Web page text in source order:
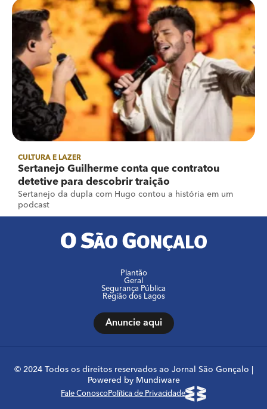
CULTURA E LAZER
Sertanejo Guilherme conta que contratou
detetive para descobrir traição
Sertanejo da dupla com Hugo contou a história em um
podcast
Plantão
Geral
Segurança Pública
Região dos Lagos
Anuncie aqui
© 2024 Todos os direitos reservados ao Jornal São Gonçalo |
Powered by Mundiware
Fale ConoscoPolítica de Privacidade